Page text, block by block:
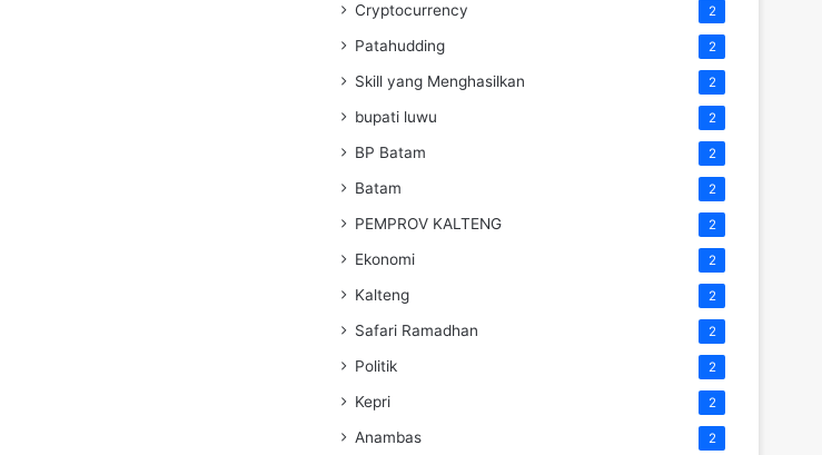
Cryptocurrency 2
Patahudding 2
Skill yang Menghasilkan 2
bupati luwu 2
BP Batam 2
Batam 2
PEMPROV KALTENG 2
Ekonomi 2
Kalteng 2
Safari Ramadhan 2
Politik 2
Kepri 2
Anambas 2